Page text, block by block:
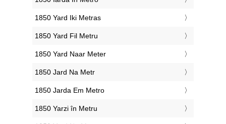
‎1850 Yard Iki Metras
‎1850 Yard Fil Metru
‎1850 Yard Naar Meter
‎1850 Jard Na Metr
‎1850 Jarda Em Metro
‎1850 Yarzi în Metru